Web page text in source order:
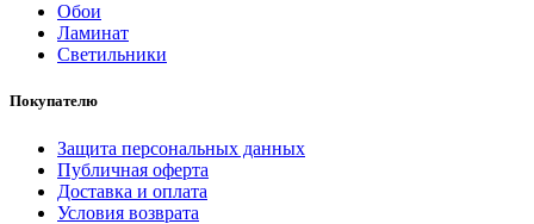
Обои
Ламинат
Светильники
Покупателю
Защита персональных данных
Публичная оферта
Доставка и оплата
Условия возврата